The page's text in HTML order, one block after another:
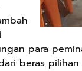
para
beras pilihan